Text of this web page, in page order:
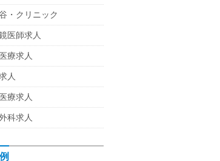
・クリニック
医師求人
療求人
人
療求人
科求人